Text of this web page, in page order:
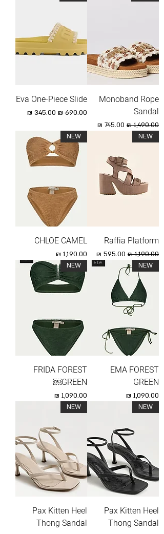
Monoband Rope
Sandal
מחיר רגיל מחיר מבצע
Eva One-Piece Slide
מחיר רגיל מחיר מבצע
NEW
Raffia Platform
מחיר רגיל מחיר מבצע
NEW
CHLOE CAMEL
מחיר
NEW
EMA FOREST
GREEN
מחיר
NEW
FRIDA FOREST
GREEN￼
מחיר
NEW
Pax Kitten Heel
Thong Sandal
NEW
Pax Kitten Heel
Thong Sandal